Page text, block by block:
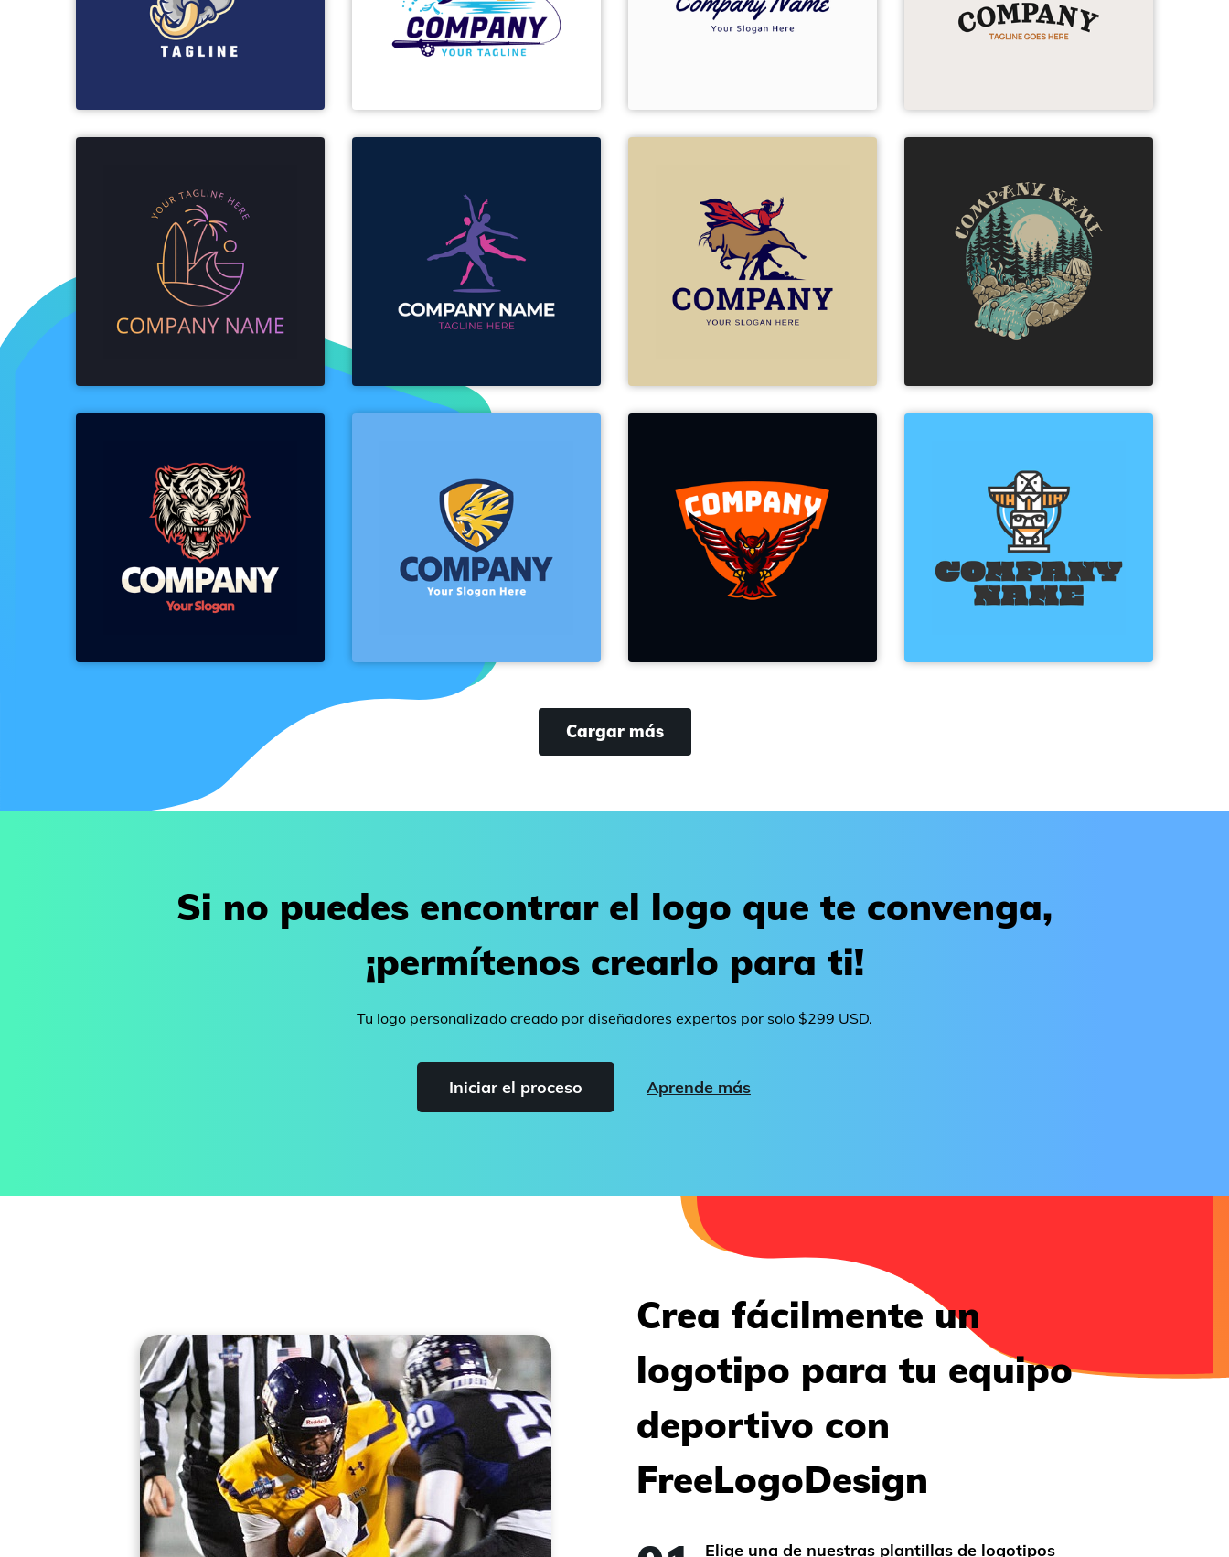
Cargar más
Si no puedes encontrar el logo que te convenga,
¡permítenos crearlo para ti!
Tu logo personalizado creado por diseñadores expertos por solo $299 USD.
Iniciar el proceso Aprende más
Crea fácilmente un
logotipo para tu equipo
deportivo con
FreeLogoDesign
Elige una de nuestras plantillas de logotipos